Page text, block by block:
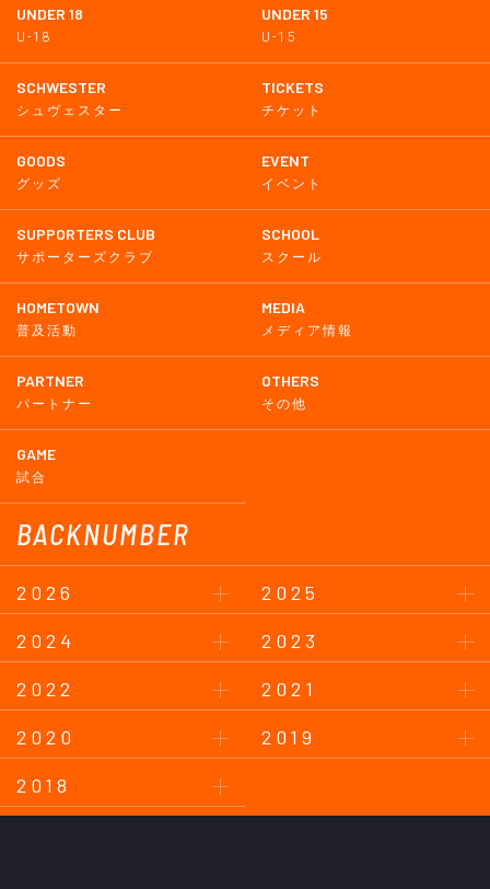
UNDER 18
U-18
UNDER 15
U-15
SCHWESTER
シュヴェスター
TICKETS
チケット
GOODS
グッズ
EVENT
イベント
SUPPORTERS CLUB
サポーターズクラブ
SCHOOL
スクール
HOMETOWN
普及活動
MEDIA
メディア情報
PARTNER
パートナー
OTHERS
その他
GAME
試合
BACKNUMBER
2026
2025
2024
2023
2022
2021
2020
2019
2018